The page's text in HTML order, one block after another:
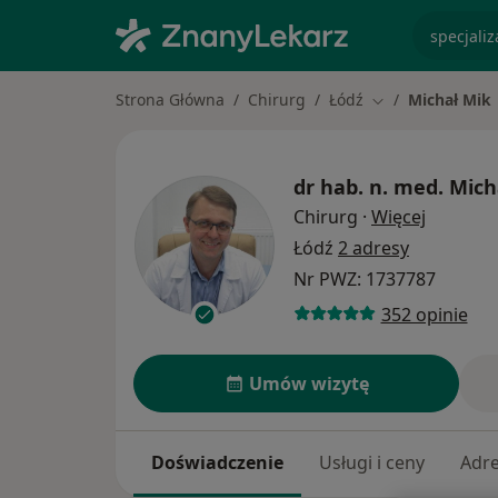
Strona Główna Chirurg Łódź Zmień miasto
Michał Mik
dr hab. n. med.
Chirurg · Więcej
Łódź 2 adresy
Nr PWZ: 1737787
352 opinie
Umów wizytę
Doświadczenie Usługi i ceny